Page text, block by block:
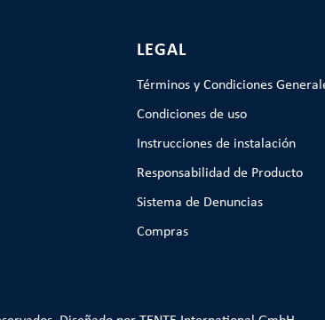
LEGAL
Términos y Condiciones
Condiciones de uso
Instrucciones de instalación
Responsabilidad de Producto
Sistema de Denuncias
Compras